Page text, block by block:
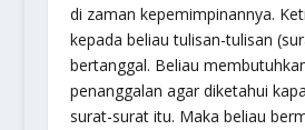
di zaman kepemimpinannya.
kepada beliau tulisan-tulisan
bertanggal. Beliau
penanggalan agar diketahui
surat-surat itu. Maka beliau